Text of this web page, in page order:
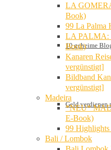
10 geheime
Geld verdienen
LA
Book)
99 La Palma
LA PALMA:
Book)
Kanaren
vergünstigt]
Bildband
vergünstigt]
Madeira
*NEU*
E-Book)
99
Bali / Lombok